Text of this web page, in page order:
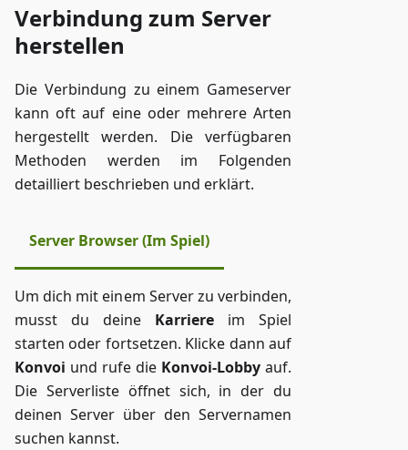
Verbindung zum Server
herstellen
Die Verbindung zu einem Gameserver
kann oft auf eine oder mehrere Arten
hergestellt werden. Die verfügbaren
Methoden werden im Folgenden
detailliert beschrieben und erklärt.
Server Browser (Im Spiel)
Um dich mit einem Server zu verbinden,
musst du deine Karriere im Spiel
starten oder fortsetzen. Klicke dann auf
Konvoi und rufe die Konvoi-Lobby auf.
Die Serverliste öffnet sich, in der du
deinen Server über den Servernamen
suchen kannst.